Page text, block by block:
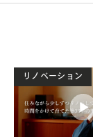
リノベーション